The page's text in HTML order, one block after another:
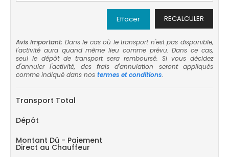
RECALCULER
Effacer
Avis important: Dans le cas où le transport n'est pas disponible,
l'activité aura quand même lieu comme prévu. Dans ce cas,
seul le dépôt de transport sera remboursé. Si vous décidez
d'annuler l'activité, des frais d'annulation seront appliqués
comme indiqué dans nos termes et conditions.
Transport Total
Dépôt
Montant Dû - Paiement
Direct au Chauffeur